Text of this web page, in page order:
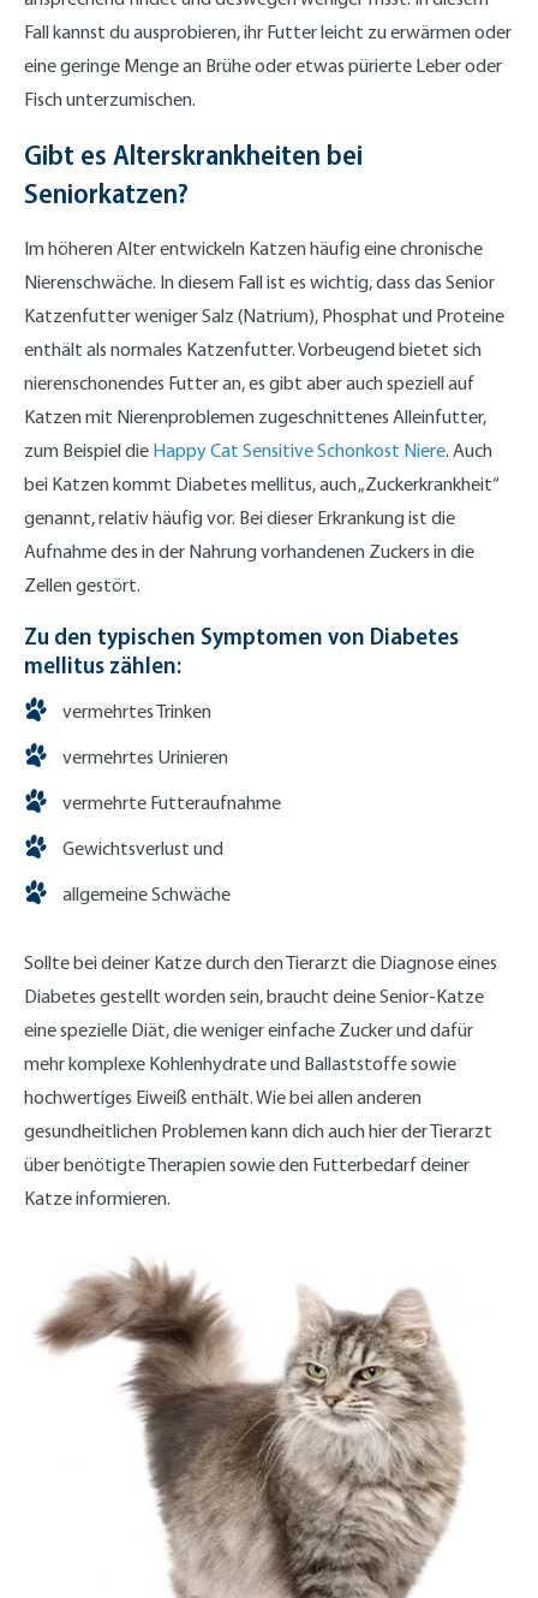
Fall kannst du ausprobieren, ihr Futter leicht zu erwärmen oder
eine geringe Menge an Brühe oder etwas pürierte Leber oder
Fisch unterzumischen.
Gibt es Alterskrankheiten bei
Seniorkatzen?
Im höheren Alter entwickeln Katzen häufig eine chronische
Nierenschwäche. In diesem Fall ist es wichtig, dass das Senior
Katzenfutter weniger Salz (Natrium), Phosphat und Proteine
enthält als normales Katzenfutter. Vorbeugend bietet sich
nierenschonendes Futter an, es gibt aber auch speziell auf
Katzen mit Nierenproblemen zugeschnittenes Alleinfutter,
zum Beispiel die Happy Cat Sensitive Schonkost Niere. Auch
bei Katzen kommt Diabetes mellitus, auch „Zuckerkrankheit“
genannt, relativ häufig vor. Bei dieser Erkrankung ist die
Aufnahme des in der Nahrung vorhandenen Zuckers in die
Zellen gestört.
Zu den typischen Symptomen von Diabetes
mellitus zählen:
vermehrtes Trinken
vermehrtes Urinieren
vermehrte Futteraufnahme
Gewichtsverlust und
allgemeine Schwäche
Sollte bei deiner Katze durch den Tierarzt die Diagnose eines
Diabetes gestellt worden sein, braucht deine Senior-Katze
eine spezielle Diät, die weniger einfache Zucker und dafür
mehr komplexe Kohlenhydrate und Ballaststoffe sowie
hochwertiges Eiweiß enthält. Wie bei allen anderen
gesundheitlichen Problemen kann dich auch hier der Tierarzt
über benötigte Therapien sowie den Futterbedarf deiner
Katze informieren.